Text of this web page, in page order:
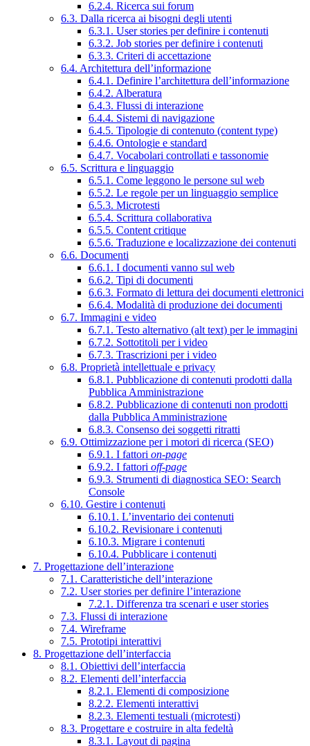
6.2.4. Ricerca sui forum
6.3. Dalla ricerca ai bisogni degli utenti
6.3.1. User stories per definire i contenuti
6.3.2. Job stories per definire i contenuti
6.3.3. Criteri di accettazione
6.4. Architettura dell’informazione
6.4.1. Definire l’architettura dell’informazione
6.4.2. Alberatura
6.4.3. Flussi di interazione
6.4.4. Sistemi di navigazione
6.4.5. Tipologie di contenuto (content type)
6.4.6. Ontologie e standard
6.4.7. Vocabolari controllati e tassonomie
6.5. Scrittura e linguaggio
6.5.1. Come leggono le persone sul web
6.5.2. Le regole per un linguaggio semplice
6.5.3. Microtesti
6.5.4. Scrittura collaborativa
6.5.5. Content critique
6.5.6. Traduzione e localizzazione dei contenuti
6.6. Documenti
6.6.1. I documenti vanno sul web
6.6.2. Tipi di documenti
6.6.3. Formato di lettura dei documenti elettronici
6.6.4. Modalità di produzione dei documenti
6.7. Immagini e video
6.7.1. Testo alternativo (alt text) per le immagini
6.7.2. Sottotitoli per i video
6.7.3. Trascrizioni per i video
6.8. Proprietà intellettuale e privacy
6.8.1. Pubblicazione di contenuti prodotti dalla
Pubblica Amministrazione
6.8.2. Pubblicazione di contenuti non prodotti
dalla Pubblica Amministrazione
6.8.3. Consenso dei soggetti ritratti
6.9. Ottimizzazione per i motori di ricerca (SEO)
6.9.1. I fattori on-page
6.9.2. I fattori off-page
6.9.3. Strumenti di diagnostica SEO: Search
Console
6.10. Gestire i contenuti
6.10.1. L’inventario dei contenuti
6.10.2. Revisionare i contenuti
6.10.3. Migrare i contenuti
6.10.4. Pubblicare i contenuti
7. Progettazione dell’interazione
7.1. Caratteristiche dell’interazione
7.2. User stories per definire l’interazione
7.2.1. Differenza tra scenari e user stories
7.3. Flussi di interazione
7.4. Wireframe
7.5. Prototipi interattivi
8. Progettazione dell’interfaccia
8.1. Obiettivi dell’interfaccia
8.2. Elementi dell’interfaccia
8.2.1. Elementi di composizione
8.2.2. Elementi interattivi
8.2.3. Elementi testuali (microtesti)
8.3. Progettare e costruire in alta fedeltà
8.3.1. Layout di pagina